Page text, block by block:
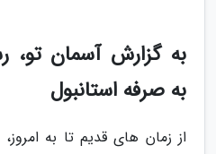
به گزارش آسمان تو،
به صرفه استانبول
از زمان های قدیم تا به